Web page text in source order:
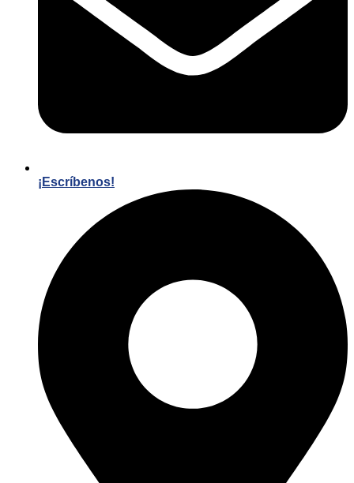
¡Escríbenos!